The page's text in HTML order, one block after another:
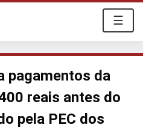
☰
pagamentos da
reais antes do
pela PEC dos